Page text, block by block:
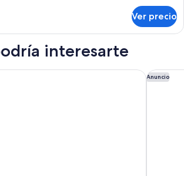
Ver precio
interesarte
Osaka Shinsaibashi Anuncio
Hotel